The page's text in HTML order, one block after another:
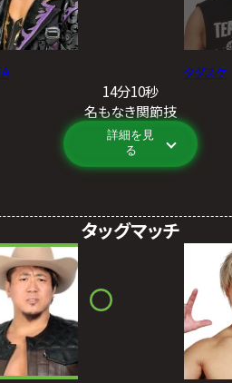
タダスケ
14分10秒
名もなき関節技
詳細を見
る
タッグマッチ